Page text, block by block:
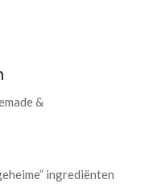
&
ingrediënten